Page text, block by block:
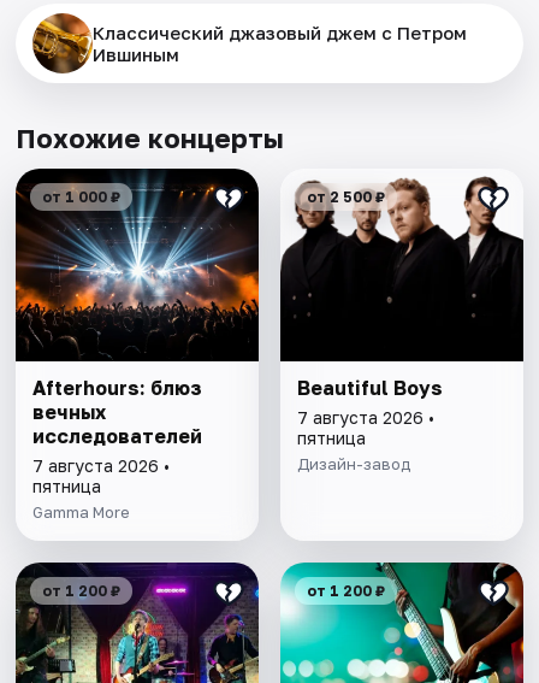
Классический джазовый джем с Петром
Ившиным
Похожие концерты
от 1 000 ₽
Afterhours: блюз
вечных
исследователей
7 августа 2026 •
пятница
Gamma More
от 2 500 ₽
Beautiful Boys
7 августа 2026 •
пятница
Дизайн-завод
от 1 200 ₽ от 1 200 ₽